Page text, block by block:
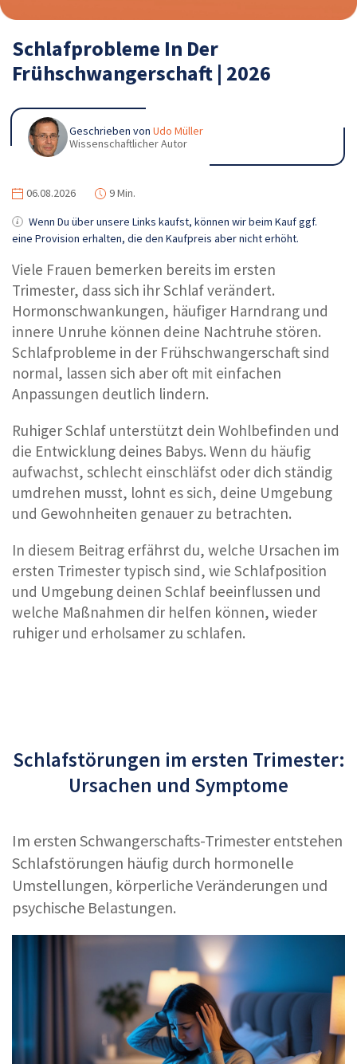
Schlafprobleme In Der
Frühschwangerschaft | 2026
Geschrieben von Udo Müller
Wissenschaftlicher Autor
06.08.2026
9 Min.
Wenn Du über unsere Links kaufst, können wir beim Kauf ggf.
eine Provision erhalten, die den Kaufpreis aber nicht erhöht.
Viele Frauen bemerken bereits im ersten
Trimester, dass sich ihr Schlaf verändert.
Hormonschwankungen, häufiger Harndrang und
innere Unruhe können deine Nachtruhe stören.
Schlafprobleme in der Frühschwangerschaft sind
normal, lassen sich aber oft mit einfachen
Anpassungen deutlich lindern.
Ruhiger Schlaf unterstützt dein Wohlbefinden und
die Entwicklung deines Babys. Wenn du häufig
aufwachst, schlecht einschläfst oder dich ständig
umdrehen musst, lohnt es sich, deine Umgebung
und Gewohnheiten genauer zu betrachten.
In diesem Beitrag erfährst du, welche Ursachen im
ersten Trimester typisch sind, wie Schlafposition
und Umgebung deinen Schlaf beeinflussen und
welche Maßnahmen dir helfen können, wieder
ruhiger und erholsamer zu schlafen.
Schlafstörungen im ersten Trimester:
Ursachen und Symptome
Im ersten Schwangerschafts-Trimester entstehen
Schlafstörungen häufig durch hormonelle
Umstellungen, körperliche Veränderungen und
psychische Belastungen.